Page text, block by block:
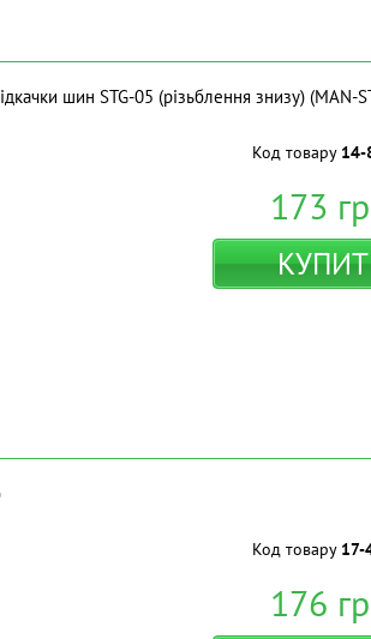
шин STG-05 (різьблення знизу) (MAN-
Код товару 14-
173
Код товару 17-
176